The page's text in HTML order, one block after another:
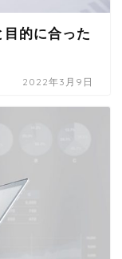
的に合った
2022年3月9日